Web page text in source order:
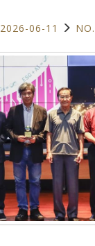
2026-06-11